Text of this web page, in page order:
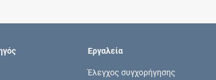
Εργαλεία
Έλεγχος συγχορήγησης